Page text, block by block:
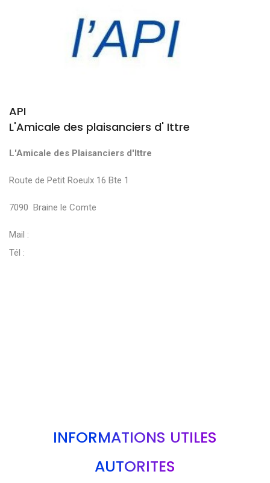
API
L'Amicale des plaisanciers d' Ittre
L'Amicale des Plaisanciers d'Ittre
Route de Petit Roeulx 16 Bte 1
7090 Braine le Comte
Mail :
Tél :
INFORMATIONS UTILES
AUTORITÉS